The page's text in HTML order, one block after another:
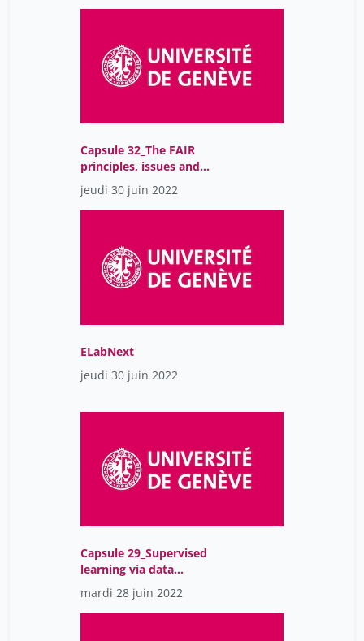
Capsule 32_The FAIR
principles, issues and
best practices
jeudi 30 juin 2022
ELabNext
jeudi 30 juin 2022
Capsule 29_Supervised
learning via data
annotation
mardi 28 juin 2022